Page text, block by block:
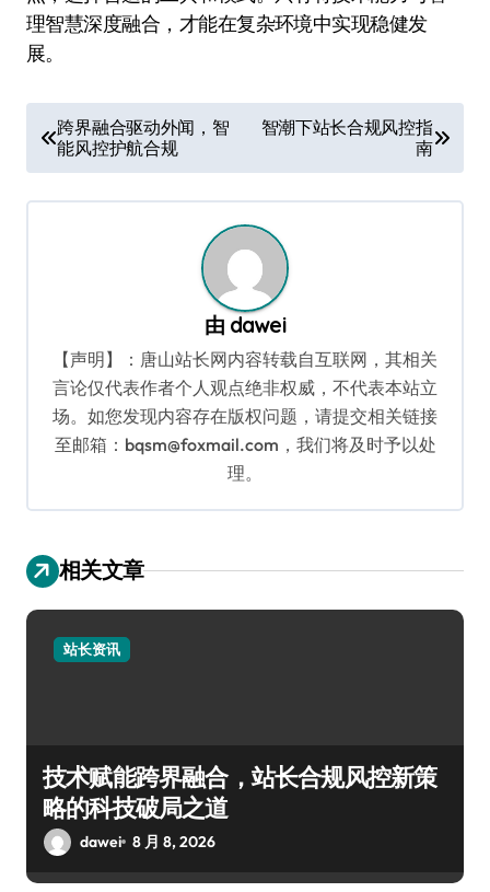
理智慧深度融合，才能在复杂环境中实现稳健发
展。
章
导
跨界融合驱动外闻，智
能风控护航合规
智潮下站长合规风控指
南
由 dawei
【声明】：唐山站长网内容转载自互联网，其相关
言论仅代表作者个人观点绝非权威，不代表本站立
场。如您发现内容存在版权问题，请提交相关链接
至邮箱：bqsm@foxmail.com，我们将及时予以处
理。
相关文章
站长资讯
技术赋能跨界融合，站长合规风控新策
略的科技破局之道
dawei 8 月 8, 2026